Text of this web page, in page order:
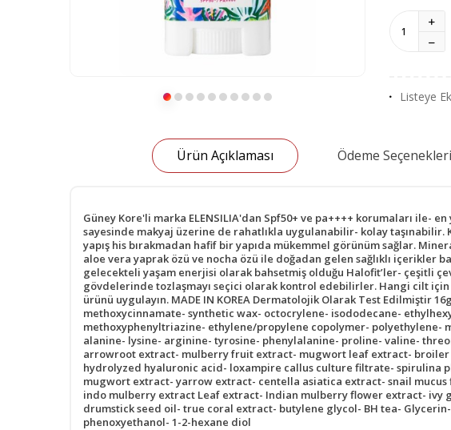
Listeye
Ürün Açıklaması Ödeme Seçenekleri
Güney Kore'li marka ELENSILIA'dan Spf50+ ve pa++++ korumaları ile-
sayesinde makyaj üzerine de rahatlıkla uygulanabilir- kolay
yapış his bırakmadan hafif bir yapıda mükemmel görünüm sağlar.
aloe vera yaprak özü ve nocha özü ile doğadan gelen sağlıklı içerikler
gelecekteli yaşam enerjisi olarak bahsetmiş olduğu Halofit’ler- çeşitli
gövdelerinde tozlaşmayı seçici olarak kontrol edebilirler. Hangi cilt için
ürünü uygulayın. MADE IN KOREA Dermatolojik Olarak Test
methoxycinnamate- synthetic wax- octocrylene- isododecane-
methoxyphenyltriazine- ethylene/propylene copolymer-
alanine- lysine- arginine- tyrosine- phenylalanine- proline- valine-
arrowroot extract- mulberry fruit extract- mugwort leaf extract-
hydrolyzed hyaluronic acid- loxampire callus culture filtrate-
mugwort extract- yarrow extract- centella asiatica extract- snail
indo mulberry extract Leaf extract- Indian mulberry flower extract-
drumstick seed oil- true coral extract- butylene glycol- BH tea-
phenoxyethanol- 1-2-hexane diol